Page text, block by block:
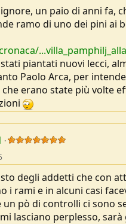
un paio di anni fa,
ramo di uno dei pini ai
piantati nuovi lecci,
Paolo Arca, per
erano state più volte
degli addetti che con
i rami e in alcuni casi
un pò di controlli ci sono
lasciano perplesso, sarà